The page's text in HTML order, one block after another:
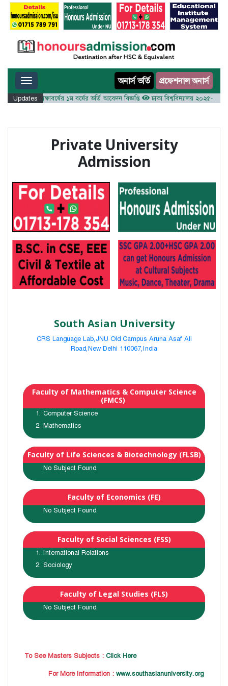
Toggle navigation অনার্স ভর্তি প্রফেশনাল অনার্স
Updates
২০২৫-২৬ শিক্ষাবর্ষের ১ম বর্ষের ভর্তি আবেদন বিজ্ঞপ্তি ঢাকা বিশ্ববিদ্যালয় ২০২৫-২৬
Private University
Admission
South Asian University
CRS Language Lab,JNU Old Campus Aruna Asaf Ali
Road,New Delhi 110067,India
Faculty of Mathematics & Computer Science
(FMCS)
Computer Science
Mathematics
Faculty of Life Sciences & Biotechnology (FLSB)
No Subject Found.
Faculty of Economics (FE)
No Subject Found.
Faculty of Social Sciences (FSS)
International Relations
Sociology
Faculty of Legal Studies (FLS)
No Subject Found.
To See Masters Subjects : Click Here
For More Information : www.southasianuniversity.org